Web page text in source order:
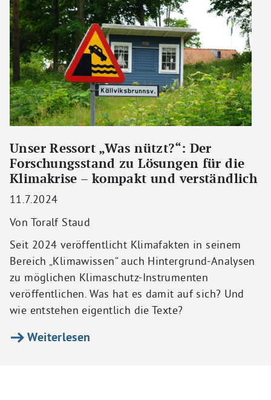
Unser Ressort „Was nützt?“: Der
Forschungsstand zu Lösungen für die
Klimakrise – kompakt und verständlich
11.7.2024
Von Toralf Staud
Seit 2024 veröffentlicht Klimafakten in seinem
Bereich „Klimawissen“ auch Hintergrund-Analysen
zu möglichen Klimaschutz-Instrumenten
veröffentlichen. Was hat es damit auf sich? Und
wie entstehen eigentlich die Texte?
Weiterlesen